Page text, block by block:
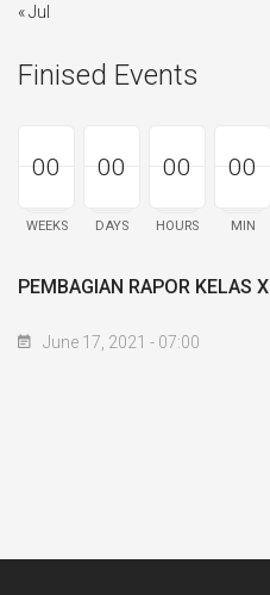
« Jul
Finised Events
00
00
00
WEEKS
00
00
00
DAYS
00
00
00
HOURS
00
00
00
MIN
PEMBAGIAN RAPOR KELAS
June 17, 2021 - 07:00